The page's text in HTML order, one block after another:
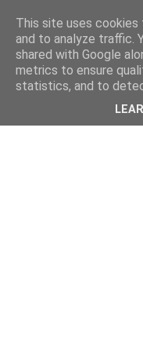
This site uses
and to analyze traffic.
shared with Google
metrics to ensure
statistics, and to